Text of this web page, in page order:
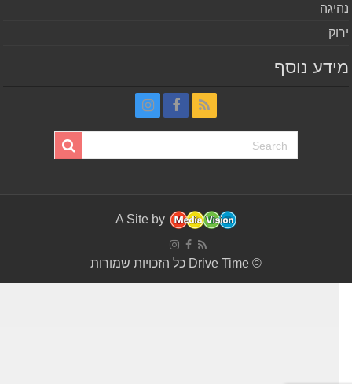
נוסף
A Site by